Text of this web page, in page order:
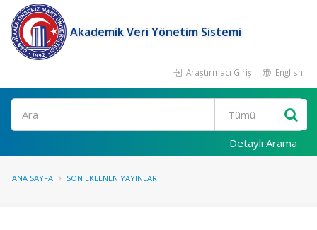
Akademik Veri Yönetim Sistemi
Araştırmacı Girişi English
Ara
Detaylı Arama
ANA SAYFA SON EKLENEN YAYINLAR